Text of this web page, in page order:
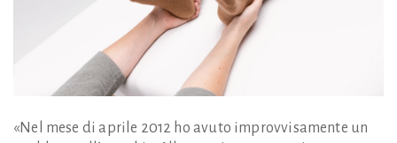
«Nel mese di aprile 2012 ho avuto improvvisamente un